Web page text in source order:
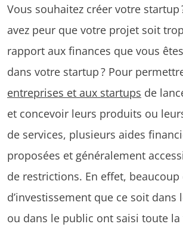
Vous souhaitez créer votre startup
avez peur que votre projet soit
rapport aux finances que vous
dans votre startup ? Pour
entreprises et aux startups de
et concevoir leurs produits ou
de services, plusieurs aides
proposées et généralement
de restrictions. En effet, beaucoup
d’investissement que ce soit dans
ou dans le public ont saisi toute